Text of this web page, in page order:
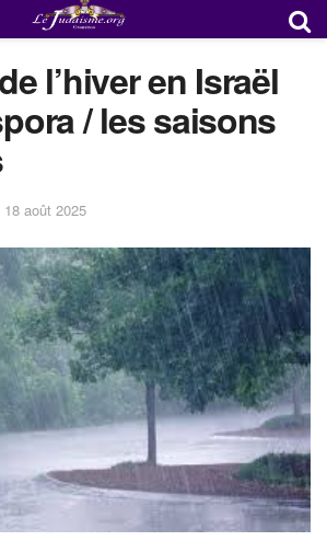
l’hiver en Israël
/ les saisons
18 août 2025